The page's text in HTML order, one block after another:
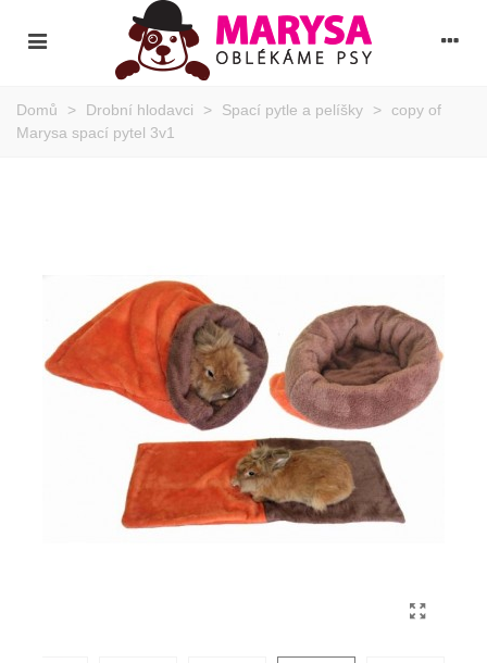
Domů > Drobní hlodavci > Spací pytle a pelíšky >
copy of
Marysa spací pytel 3v1